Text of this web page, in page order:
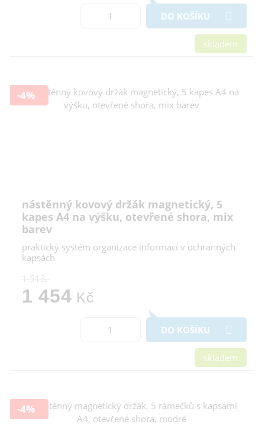
DO KOŠÍKU
skladem
-4%
nástěnný kovový držák magnetický, 5
kapes A4 na výšku, otevřené shora, mix
barev
praktický systém organizace informací v ochranných
kapsách
1 513,-
1 454 Kč
DO KOŠÍKU
skladem
-4%